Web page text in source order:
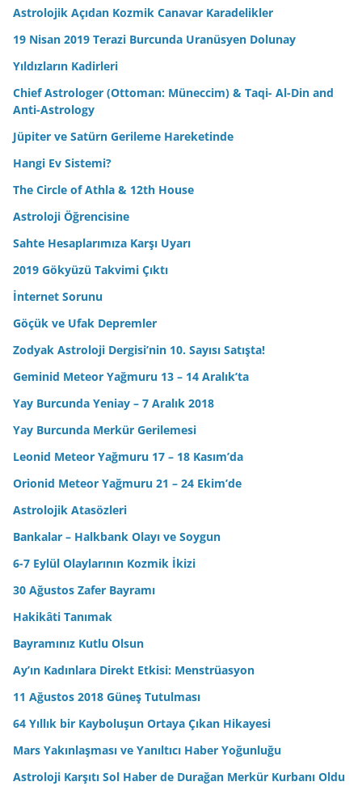
Astrolojik Açıdan Kozmik Canavar Karadelikler
19 Nisan 2019 Terazi Burcunda Uranüsyen Dolunay
Yıldızların Kadirleri
Chief Astrologer (Ottoman: Müneccim) & Taqi- Al-Din and
Anti-Astrology
Jüpiter ve Satürn Gerileme Hareketinde
Hangi Ev Sistemi?
The Circle of Athla & 12th House
Astroloji Öğrencisine
Sahte Hesaplarımıza Karşı Uyarı
2019 Gökyüzü Takvimi Çıktı
İnternet Sorunu
Göçük ve Ufak Depremler
Zodyak Astroloji Dergisi’nin 10. Sayısı Satışta!
Geminid Meteor Yağmuru 13 – 14 Aralık’ta
Yay Burcunda Yeniay – 7 Aralık 2018
Yay Burcunda Merkür Gerilemesi
Leonid Meteor Yağmuru 17 – 18 Kasım’da
Orionid Meteor Yağmuru 21 – 24 Ekim’de
Astrolojik Atasözleri
Bankalar – Halkbank Olayı ve Soygun
6-7 Eylül Olaylarının Kozmik İkizi
30 Ağustos Zafer Bayramı
Hakikâti Tanımak
Bayramınız Kutlu Olsun
Ay’ın Kadınlara Direkt Etkisi: Menstrüasyon
11 Ağustos 2018 Güneş Tutulması
64 Yıllık bir Kayboluşun Ortaya Çıkan Hikayesi
Mars Yakınlaşması ve Yanıltıcı Haber Yoğunluğu
Astroloji Karşıtı Sol Haber de Durağan Merkür Kurbanı Oldu